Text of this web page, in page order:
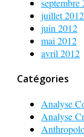
septembre
juillet 2012
juin 2012
mai 2012
avril 2012
Catégories
Analyse
Analyse